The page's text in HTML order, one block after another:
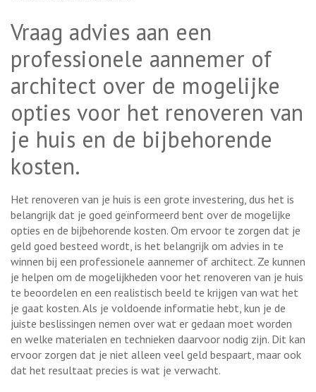
Vraag advies aan een
professionele aannemer of
architect over de mogelijke
opties voor het renoveren van
je huis en de bijbehorende
kosten.
Het renoveren van je huis is een grote investering, dus het is
belangrijk dat je goed geïnformeerd bent over de mogelijke
opties en de bijbehorende kosten. Om ervoor te zorgen dat je
geld goed besteed wordt, is het belangrijk om advies in te
winnen bij een professionele aannemer of architect. Ze kunnen
je helpen om de mogelijkheden voor het renoveren van je huis
te beoordelen en een realistisch beeld te krijgen van wat het
je gaat kosten. Als je voldoende informatie hebt, kun je de
juiste beslissingen nemen over wat er gedaan moet worden
en welke materialen en technieken daarvoor nodig zijn. Dit kan
ervoor zorgen dat je niet alleen veel geld bespaart, maar ook
dat het resultaat precies is wat je verwacht.